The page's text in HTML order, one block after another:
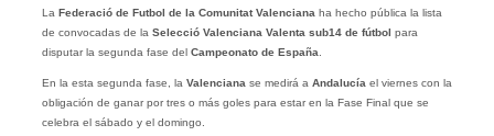
La Federació de Futbol de la Comunitat Valenciana ha hecho pública la lista
de convocadas de la Selecció Valenciana Valenta sub14 de fútbol para
disputar la segunda fase del Campeonato de España
En la esta segunda fase, la Valenciana se medirá a Andalucía el viernes con la
obligación de ganar por tres o más goles para estar en la Fase Final que se
celebra el sábado y el domingo.